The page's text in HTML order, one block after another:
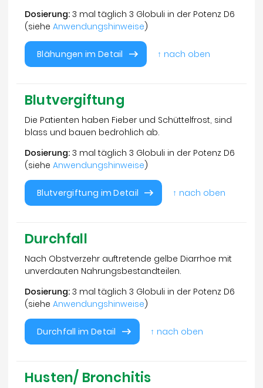
Dosierung: 3 mal täglich 3 Globuli in der Potenz D6
(siehe Anwendungshinweise)
Blähungen im Detail ↑ nach oben
Blutvergiftung
Die Patienten haben Fieber und Schüttelfrost, sind
blass und bauen bedrohlich ab.
Dosierung: 3 mal täglich 3 Globuli in der Potenz D6
(siehe Anwendungshinweise)
Blutvergiftung im Detail ↑ nach oben
Durchfall
Nach Obstverzehr auftretende gelbe Diarrhoe mit
unverdauten Nahrungsbestandteilen.
Dosierung: 3 mal täglich 3 Globuli in der Potenz D6
(siehe Anwendungshinweise)
Durchfall im Detail ↑ nach oben
Husten/ Bronchitis